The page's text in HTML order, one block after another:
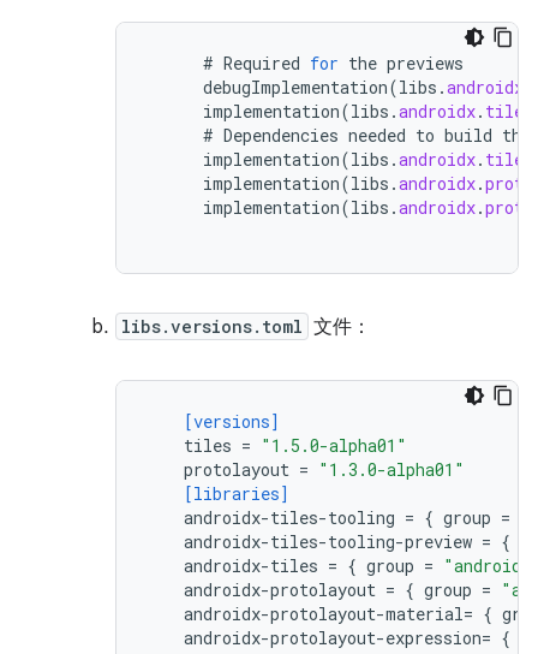
# Required for the previews
debugImplementation(libs .androidx
implementation(libs .androidx. tiles
# Dependencies needed to build the
implementation(libs .androidx. tiles
implementation(libs .androidx.
implementation(libs .androidx.
libs.versions.toml 文件：
[versions]
tiles = "1.5.0-alpha01"
protolayout = "1.3.0-alpha01"
[libraries]
androidx-tiles-tooling = { group =
androidx-tiles-tooling-preview = {
androidx-tiles = { group =
androidx-protolayout = { group =
androidx-protolayout-material= {
androidx-protolayout-expression= {